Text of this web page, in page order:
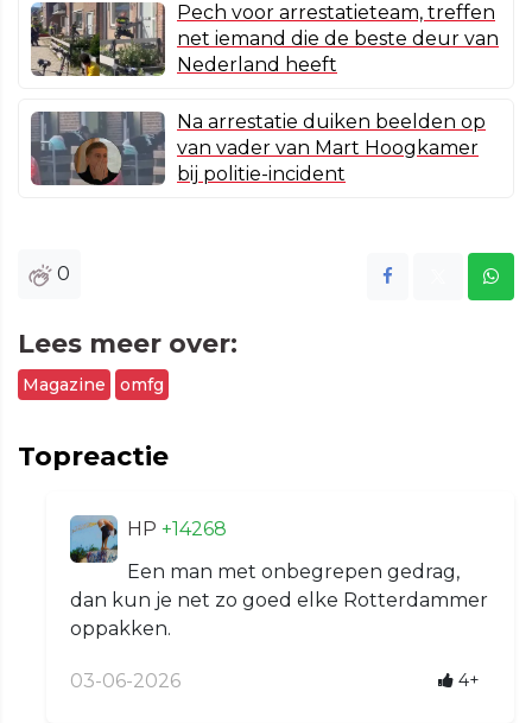
Pech voor arrestatieteam, treffen
net iemand die de beste deur van
Nederland heeft
Na arrestatie duiken beelden op
van vader van Mart Hoogkamer
bij politie-incident
0
Lees meer over:
Magazine omfg
Topreactie
HP +14268
Een man met onbegrepen gedrag,
dan kun je net zo goed elke Rotterdammer
oppakken.
03-06-2026 4+